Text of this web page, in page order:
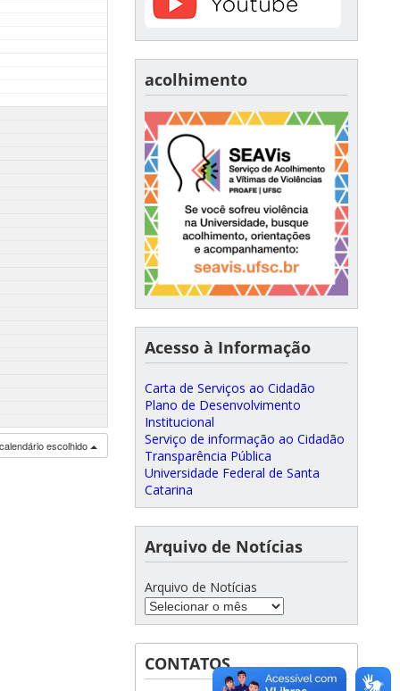
escolhido
acolhimento
Acesso à Informação
Carta de Serviços ao Cidadão
Plano de Desenvolvimento
Institucional
Serviço de informação ao Cidadão
Transparência Pública
Universidade Federal de Santa
Catarina
Arquivo de Notícias
Arquivo de Notícias
CONTATOS